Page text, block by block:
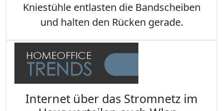
Kniestühle entlasten die Bandscheiben
und halten den Rücken gerade.
Internet über das Stromnetz im